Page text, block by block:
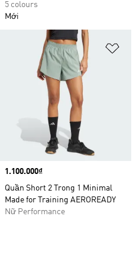
5 colours
Mới
Price
1.100.000₫
Quần Short 2 Trong 1 Minimal
Made for Training AEROREADY
Nữ Performance